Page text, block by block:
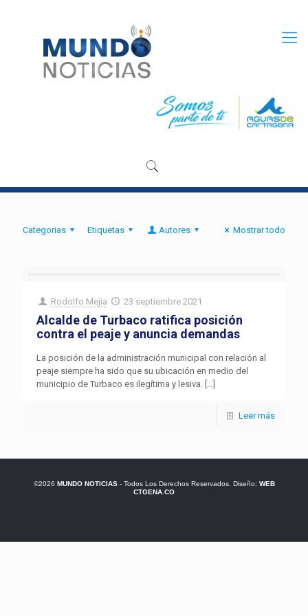
Categorias Etiquetas Autores Mostrar todo
Rodolfo Mejia 23 septiembre 2021
Alcalde de Turbaco ratifica posición
contra el peaje y anuncia demandas
La posición de la administración municipal con relación al
peaje siempre ha sido que su ubicación en medio del
municipio de Turbaco es ilegítima y lesiva. […]
Leer más
©2026 MUNDO NOTICIAS- Todos Los Derechos Reservados. Diseño: WEB
CTGENA.CO